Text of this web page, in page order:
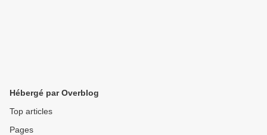
Hébergé par Overblog
Top articles
Pages